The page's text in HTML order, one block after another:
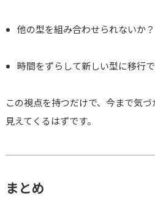
他の型を組み合わせられないか？
時間をずらして新しい型に移行
この視点を持つだけで、今まで気
見えてくるはずです。
まとめ